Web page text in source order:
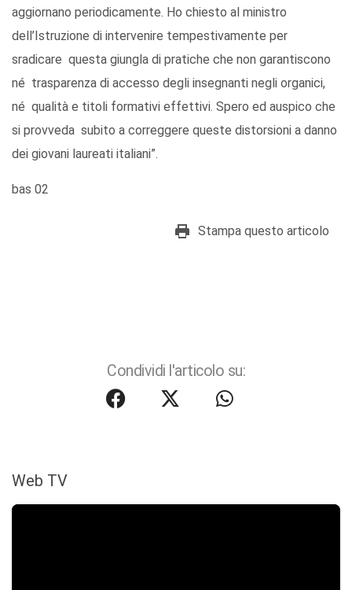
aggiornano periodicamente. Ho chiesto al ministro
dell’Istruzione di intervenire tempestivamente per
sradicare questa giungla di pratiche che non garantiscono
né trasparenza di accesso degli insegnanti negli organici,
né qualità e titoli formativi effettivi. Spero ed auspico che
si provveda subito a correggere queste distorsioni a danno
dei giovani laureati italiani”.
bas 02
Stampa questo articolo
Condividi l'articolo su:
Web TV